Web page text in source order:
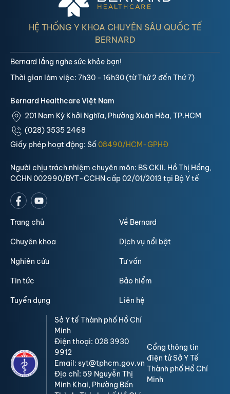
HỆ THỐNG Y KHOA CHUYÊN SÂU QUỐC TẾ
BERNARD
Bernard Healthcare Việt Nam
201 Nam Kỳ Khởi Nghĩa, Phường Xuân Hòa, TP.HCM
(028) 3535 2468
Giấy phép hoạt động: Số08490/HCM-GPHĐ
Người chịu trách nhiệm chuyên môn: BS CKII. Hồ Thị Hồng,
CCHN 002990/BYT-CCHN cấp 02/01/2013 tại Bộ Y tế
Bernard lắng nghe sức khỏe bạn!
Thời gian làm việc: 7h30 - 16h30 (từ Thứ 2 đến Thứ 7)
Trang chủ Về Bernard
Chuyên khoa Dịch vụ nổi bật
Nghiên cứu Tư vấn
Tin tức Bảo hiểm
Tuyển dụng Liên hệ
Sở Y tế Thành phố Hồ Chí
Minh
Điện thoại: 028 3930
9912
Email: syt@tphcm.gov.vn
Địa chỉ: 59 Nguyễn Thị
Minh Khai, Phường Bến
Cổng thông tin
điện tử Sở Y Tế
Thành phố Hồ Chí
Minh